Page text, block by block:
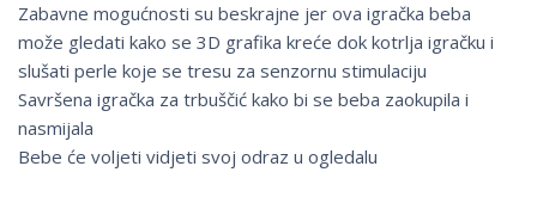
Zabavne mogućnosti su beskrajne jer ova igračka beba
može gledati kako se 3D grafika kreće dok kotrlja igračku i
slušati perle koje se tresu za senzornu stimulaciju
Savršena igračka za trbuščić kako bi se beba zaokupila i
nasmijala
Bebe će voljeti vidjeti svoj odraz u ogledalu